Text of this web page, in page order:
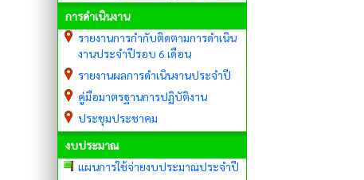
การดำเนินงาน
รายงานการกำกับติดตามการดำเนิน
งานประจำปีรอบ 6 เดือน
รายงานผลการดำเนินงานประจำปี
คู่มือมาตรฐานการปฏิบัติงาน
ประชุมประชาคม
งบประมาณ
แผนการใช้จ่ายงบประมาณประจำปี